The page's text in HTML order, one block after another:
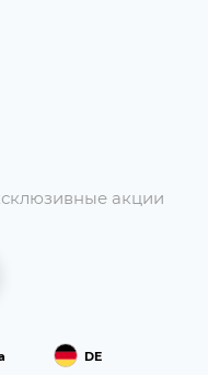
акции
DE